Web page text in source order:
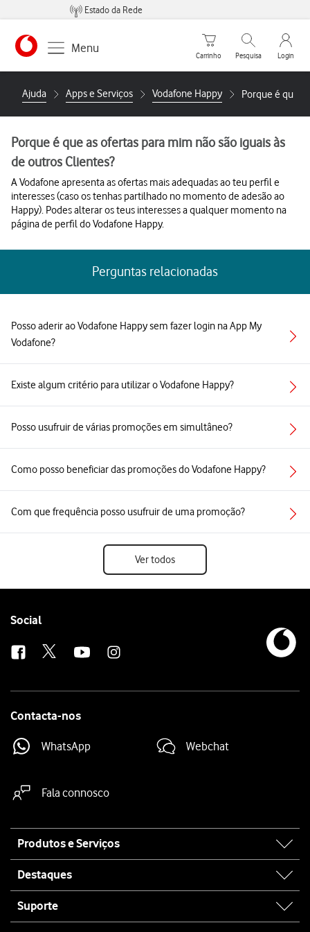
Estado da Rede
https://www.vodafone.pt
Menu
Carrinho de compras
Carrinho
Pesquisar
Pesquisa
My
Login
Ajuda Apps e Serviços Vodafone Happy Porque é que
Porque é que as ofertas para mim não são iguais às
de outros Clientes?
A Vodafone apresenta as ofertas mais adequadas ao teu perfil e
interesses (caso os tenhas partilhado no momento de adesão ao
Happy). Podes alterar os teus interesses a qualquer momento na
página de perfil do Vodafone Happy.
Perguntas relacionadas
Posso aderir ao Vodafone Happy sem fazer login na App My
Vodafone?
Existe algum critério para utilizar o Vodafone Happy?
Posso usufruir de várias promoções em simultâneo?
Como posso beneficiar das promoções do Vodafone Happy?
Com que frequência posso usufruir de uma promoção?
Ver todos
Follow
Social
Contacta-nos
WhatsApp Webchat
Fala connosco
map
Produtos e Serviços
Destaques
Suporte